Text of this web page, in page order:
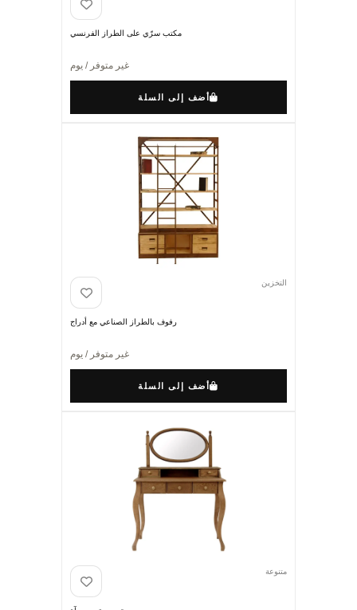
مكتب سرّي على الطراز الفرنسي
غير متوفر / يوم
أضف إلى السلة
التخزين
رفوف بالطراز الصناعي مع أدراج
غير متوفر / يوم
أضف إلى السلة
متنوعة